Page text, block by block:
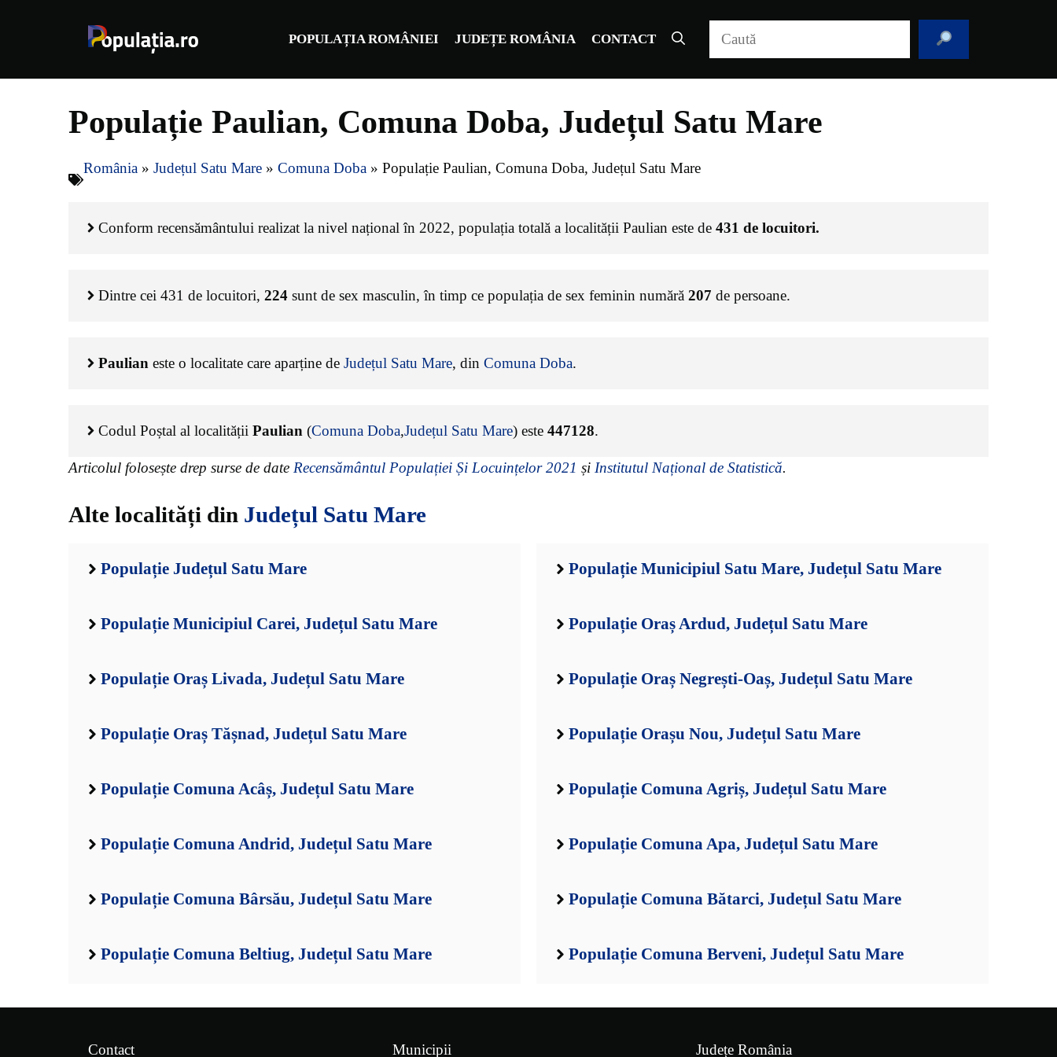
POPULAȚIA ROMÂNIEI JUDEȚE ROMÂNIA CONTACT
Populație Paulian, Comuna Doba, Județul Satu Mare
România » Județul Satu Mare » Comuna Doba » Populație Paulian, Comuna Doba, Județul Satu Mare
Conform recensământului realizat la nivel național în 2022, populația totală a localității Paulian este de 431 de locuitori.
Dintre cei 431 de locuitori, 224 sunt de sex masculin, în timp ce populația de sex feminin numără 207 de persoane.
Paulian este o localitate care aparține de Județul Satu Mare, din Comuna Doba.
Codul Poștal al localității Paulian (Comuna Doba,Județul Satu Mare) este 447128.
Articolul folosește drep surse de date Recensământul Populației Și Locuințelor 2021 și Institutul Național de Statistică.
Alte localități din Județul Satu Mare
Populație Județul Satu Mare Populație Municipiul Satu Mare, Județul Satu Mare
Populație Municipiul Carei, Județul Satu Mare Populație Oraș Ardud, Județul Satu Mare
Populație Oraș Livada, Județul Satu Mare Populație Oraș Negrești-Oaș, Județul Satu Mare
Populație Oraș Tășnad, Județul Satu Mare Populație Orașu Nou, Județul Satu Mare
Populație Comuna Acâș, Județul Satu Mare Populație Comuna Agriș, Județul Satu Mare
Populație Comuna Andrid, Județul Satu Mare Populație Comuna Apa, Județul Satu Mare
Populație Comuna Bârsău, Județul Satu Mare Populație Comuna Bătarci, Județul Satu Mare
Populație Comuna Beltiug, Județul Satu Mare Populație Comuna Berveni, Județul Satu Mare
Contact Municipii Județe România